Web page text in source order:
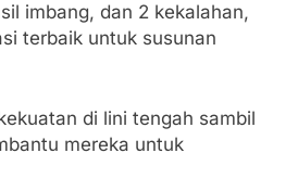
imbang, dan 2 kekalahan,
terbaik untuk susunan
di lini tengah sambil
mereka untuk